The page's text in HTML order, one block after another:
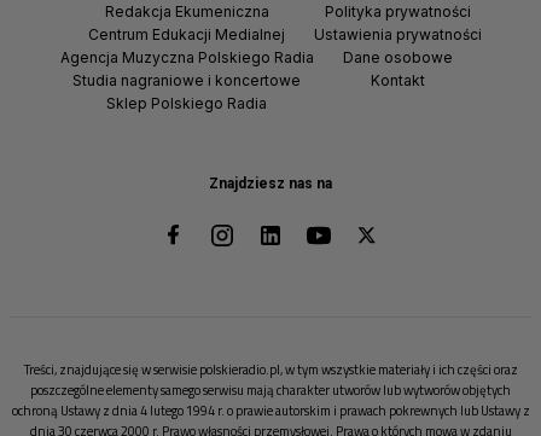
Znajdziesz nas na
Redakcja Ekumeniczna
Centrum Edukacji Medialnej
Agencja Muzyczna Polskiego Radia
Studia nagraniowe i koncertowe
Sklep Polskiego Radia
Polityka prywatności
Ustawienia prywatności
Dane osobowe
Kontakt
Treści, znajdujące się w serwisie polskieradio.pl, w tym wszystkie materiały i ich części oraz
poszczególne elementy samego serwisu mają charakter utworów lub wytworów objętych
ochroną Ustawy z dnia 4 lutego 1994 r. o prawie autorskim i prawach pokrewnych lub Ustawy z
dnia 30 czerwca 2000 r. Prawo własności przemysłowej. Prawa o których mowa w zdaniu